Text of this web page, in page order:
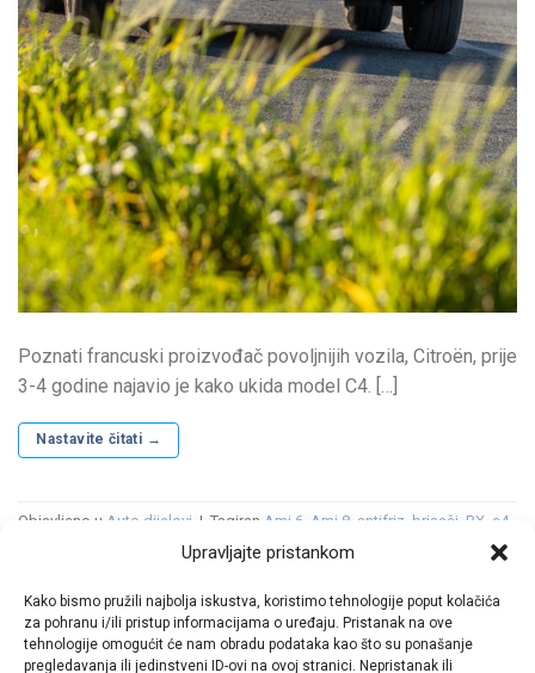
Upravljajte pristankom
Kako bismo pružili najbolja iskustva, koristimo tehnologije poput kolačića
za pohranu i/ili pristup informacijama o uređaju. Pristanak na ove
tehnologije omogućit će nam obradu podataka kao što su ponašanje
pregledavanja ili jedinstveni ID-ovi na ovoj stranici. Nepristanak ili
Poznati francuski proizvođač povoljnijih vozila, Citroën, prije
3-4 godine najavio je kako ukida model C4. […]
Nastavite čitati →
Objavljeno u Auto dijelovi | Tagiran Ami 6 Ami 8 antifriz brisači BX c4
C5 Aircross Hybrid ,Cactus,cijene,citroen
Citroën Advanced
SpaceTourer
GS,GSA, gume , gumeni tepisi Highway Driver Assist
hrvatska,kočnice,LED,metlice,pločice ,prodaja,svjećice ,svjetla
tekstilni tepisi,tepisi, ulja,Xsara,zimska tekućina, ZX Ostavite komentar